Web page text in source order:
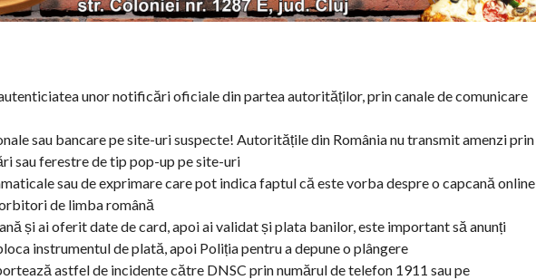
unor notificări oficiale din partea autorităților, prin canale de comunicare
sau bancare pe site-uri suspecte! Autoritățile din România nu transmit amenzi prin
sau ferestre de tip pop-up pe site-uri
sau de exprimare care pot indica faptul că este vorba despre o capcană online
de limba română
și ai oferit date de card, apoi ai validat și plata banilor, este important să anunți
instrumentul de plată, apoi Poliția pentru a depune o plângere
astfel de incidente către DNSC prin numărul de telefon 1911 sau pe